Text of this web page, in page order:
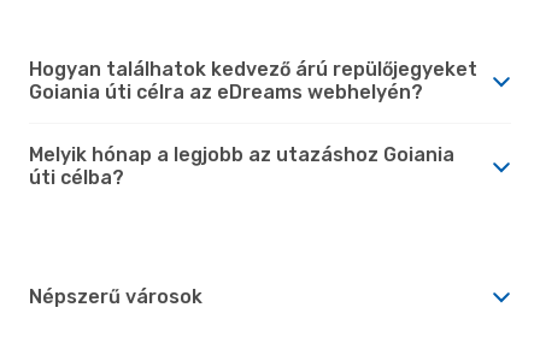
Hogyan találhatok kedvező árú repülőjegyeket
Goiania úti célra az eDreams webhelyén?
Melyik hónap a legjobb az utazáshoz Goiania
úti célba?
Népszerű városok